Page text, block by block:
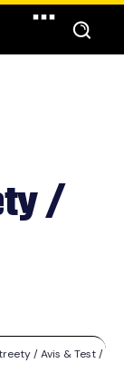
/
/ Avis & Test /